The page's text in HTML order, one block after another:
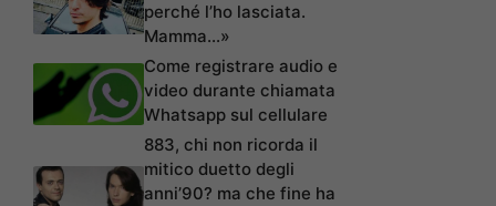
perché l’ho lasciata.
Mamma…»
Come registrare audio e
video durante chiamata
Whatsapp sul cellulare
883, chi non ricorda il
mitico duetto degli
anni’90? ma che fine ha